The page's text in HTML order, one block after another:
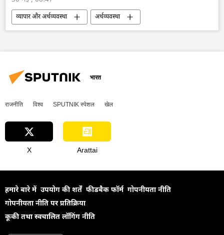
व्यापार और अर्थव्यवस्था
अर्थव्यवस्था
अमेरिका-इजराइल-ईरान युद्ध
मध्य पूर्व
भारत
राजनीति विश्व SPUTNIK स्पेशल खेल
X Arattai
हमारे बारे में उपयोग की शर्तें फीडबैक फॉर्म गोपनीयता नीति
गोपनीयता नीति पर प्रतिक्रिया
कूकी तथा स्वचालित लॉगिंग नीति